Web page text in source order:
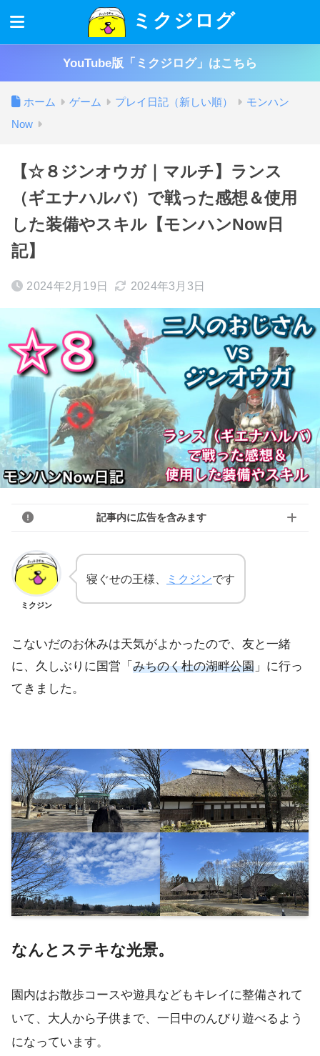
ミクジログ
YouTube版「ミクジログ」はこちら
ホーム ゲーム プレイ日記（新しい順）
モンハン
Now
【☆８ジンオウガ｜マルチ】ランス
（ギエナハルバ）で戦った感想＆使用
した装備やスキル【モンハンNow日
記】
2024年2月19日 2024年3月3日
記事内に広告を含みます
ミクジン
寝ぐせの王様、 ミクジンです
こないだのお休みは天気がよかったので、友と一緒
に、久しぶりに国営「みちのく杜の湖畔公園 」に行っ
てきました。
なんとステキな光景。
園内はお散歩コースや遊具などもキレイに整備されて
いて、大人から子供まで、一日中のんびり遊べるよう
になっています。